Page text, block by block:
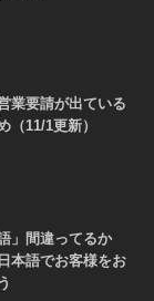
業要請が出ている
（11/1更新）
」間違ってるか
本語でお客様をお